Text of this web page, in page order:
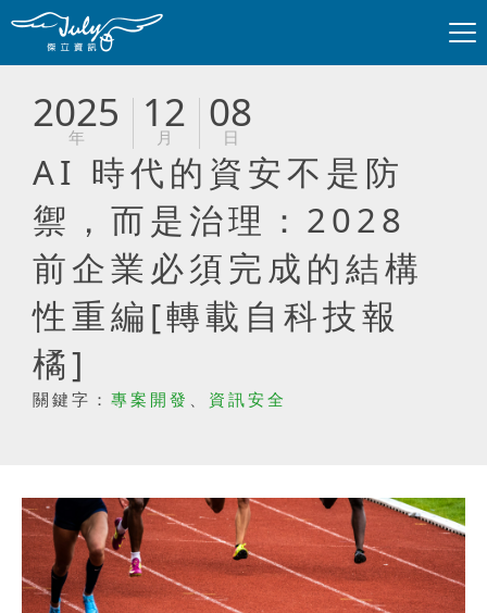
2025
年 12
月 08
日
AI 時代的資安不是防
禦，而是治理：2028
前企業必須完成的結構
性重編[轉載自科技報
橘]
關鍵字： 專案開發 、 資訊安全